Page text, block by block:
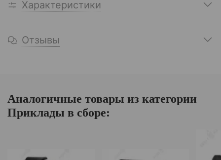
Характеристики
Отзывы
Аналогичные товары из категории
Приклады в сборе: